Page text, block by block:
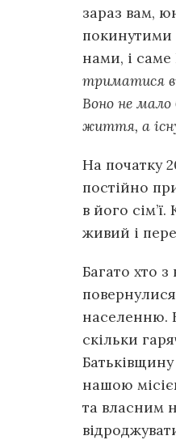
зараз вам,
покинутими
нами, і саме
триматися
Воно не мало
життя, а
На початку
постійно
в його
живий і
Багато хто з
населенню.
скільки
нашою
та власним